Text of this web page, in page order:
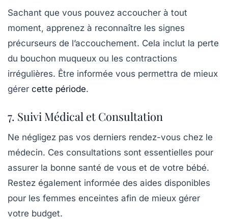
Sachant que vous pouvez accoucher à tout
moment, apprenez à reconnaître les signes
précurseurs de l’accouchement. Cela inclut la perte
du bouchon muqueux ou les contractions
irrégulières. Être informée vous permettra de mieux
gérer cette période.
7. Suivi Médical et Consultation
Ne négligez pas vos derniers rendez-vous chez le
médecin. Ces consultations sont essentielles pour
assurer la bonne santé de vous et de votre bébé.
Restez également informée des aides disponibles
pour les femmes enceintes afin de mieux gérer
votre budget.